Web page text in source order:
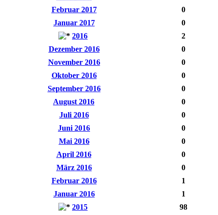
Februar 2017
0
Januar 2017
0
2016
2
Dezember 2016
0
November 2016
0
Oktober 2016
0
September 2016
0
August 2016
0
Juli 2016
0
Juni 2016
0
Mai 2016
0
April 2016
0
März 2016
0
Februar 2016
1
Januar 2016
1
2015
98